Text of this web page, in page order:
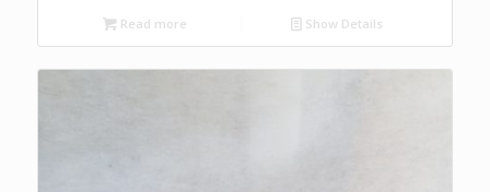
Read more Show Details